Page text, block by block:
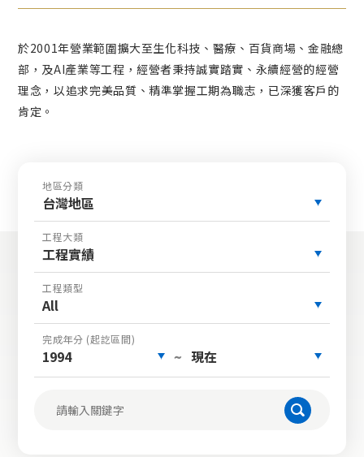
於2001年營業範圍擴大至生化科技、醫療、百貨商場、金融總
部，及AI產業等工程，經營者秉持誠實踏實、永續經營的經營
理念，以追求完美品質、精準掌握工期為職志，已深獲客戶的
肯定。
地區分類
台灣地區
工程大類
工程實績
工程類型
All
完成年分 (起訖區間)
1994 ~ 現在